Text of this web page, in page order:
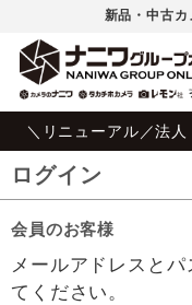
新品・中古
＼リニューアル／法
ログイン
会員のお客様
メールアドレスと
てください。